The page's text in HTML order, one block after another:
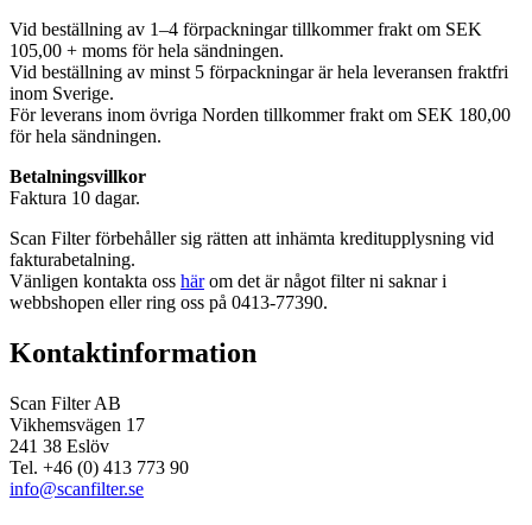
Vid beställning av 1–4 förpackningar tillkommer frakt om SEK
105,00 + moms för hela sändningen.
Vid beställning av minst 5 förpackningar är hela leveransen fraktfri
inom Sverige.
För leverans inom övriga Norden tillkommer frakt om SEK 180,00
för hela sändningen.
Betalningsvillkor
Faktura 10 dagar.
Scan Filter förbehåller sig rätten att inhämta kreditupplysning vid
fakturabetalning.
Vänligen kontakta oss härom det är något filter ni saknar i
webbshopen eller ring oss på 0413-77390.
Kontaktinformation
Scan Filter AB
Vikhemsvägen 17
241 38 Eslöv
Tel. +46 (0) 413 773 90
info@scanfilter.se